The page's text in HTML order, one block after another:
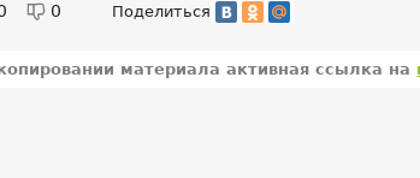
0 Поделиться
материала активная ссылка на